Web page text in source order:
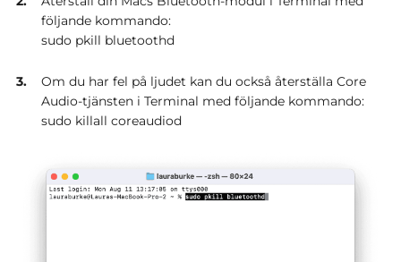
följande kommando:
sudo pkill bluetoothd
Om du har fel på ljudet kan du också återställa Core
Audio-tjänsten i Terminal med följande kommando:
sudo killall coreaudiod